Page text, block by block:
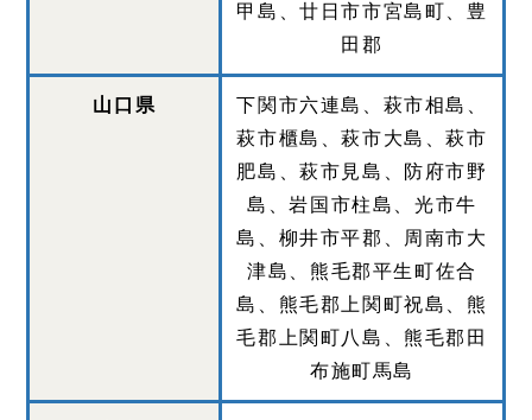
甲島、廿日市市宮島町、豊
田郡
山口県
下関市六連島、萩市相島、
萩市櫃島、萩市大島、萩市
肥島、萩市見島、防府市野
島、岩国市柱島、光市牛
島、柳井市平郡、周南市大
津島、熊毛郡平生町佐合
島、熊毛郡上関町祝島、熊
毛郡上関町八島、熊毛郡田
布施町馬島